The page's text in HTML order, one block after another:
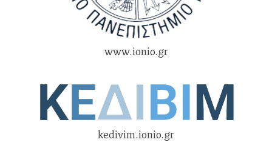
www.ionio.gr
kedivim.ionio.gr